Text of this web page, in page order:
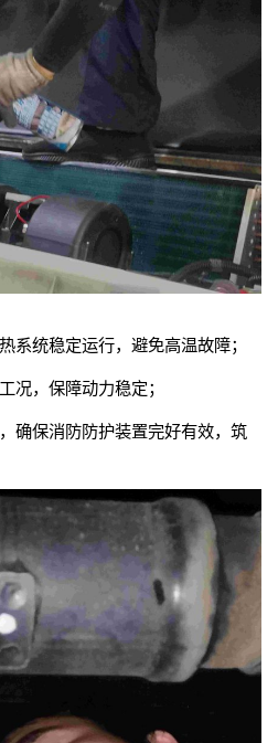
系统稳定运行，避免高温故障；
况，保障动力稳定；
确保消防防护装置完好有效，筑